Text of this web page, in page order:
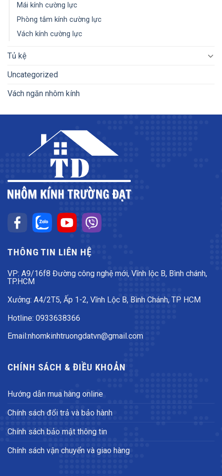
Mái kính cường lực
Phòng tắm kính cường lực
Vách kính cường lực
Tủ kệ
Uncategorized
Vách ngăn nhôm kính
THÔNG TIN LIÊN HỆ
VP: A9/16f8 Đường công nghệ mới, Vĩnh lộc B, Bình chánh,
TP.HCM
Xưởng: A4/2T5, Ấp 1-2, Vĩnh Lộc B, Bình Chánh, TP HCM
Hotline: 0933638366
Email:nhomkinhtruongdatvn@gmail.com
CHÍNH SÁCH & ĐIỀU KHOẢN
Hướng dẫn mua hàng online
Chính sách đổi trả và bảo hành
Chính sách bảo mật thông tin
Chính sách vận chuyển và giao hàng